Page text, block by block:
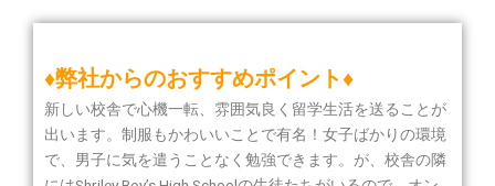
♦弊社からのおすすめポイント♦
新しい校舎で心機一転、雰囲気良く留学生活を送ることが
出います。制服もかわいいことで有名！女子ばかりの環境
で、男子に気を遣うことなく勉強できます。が、校舎の隣